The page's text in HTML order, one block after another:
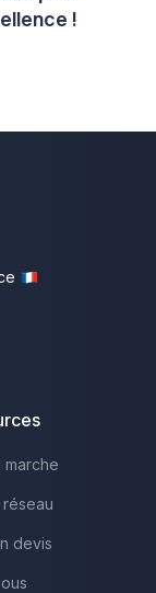
!
marche
devis